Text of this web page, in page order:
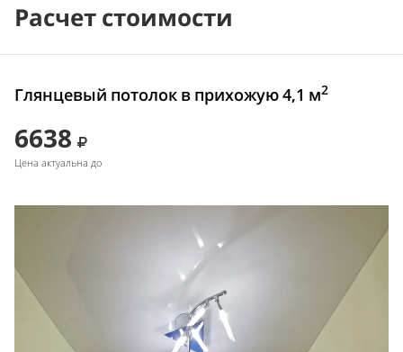
Расчет стоимости
Глянцевый потолок в прихожую 4,1 м2
6638
Цена актуальна до